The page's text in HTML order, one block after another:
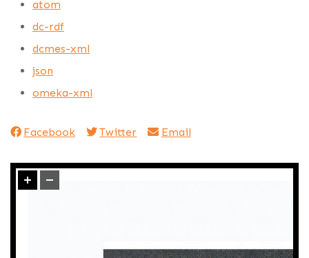
atom
dc-rdf
dcmes-xml
json
omeka-xml
Facebook Twitter Email